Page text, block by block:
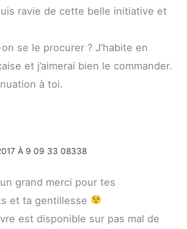
ravie de cette belle initiative et
se le procurer ? J’habite en
et j’aimerai bien le commander.
à toi.
À 9 09 33 08338
grand merci pour tes
et ta gentillesse
est disponible sur pas mal de